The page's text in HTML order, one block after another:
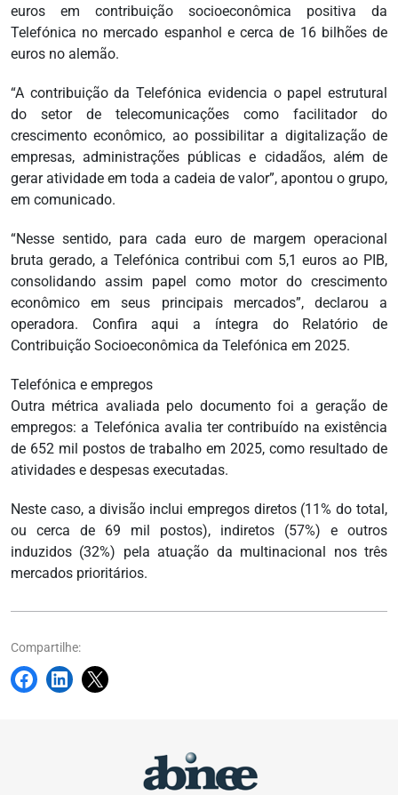
euros em contribuição socioeconômica positiva da
Telefónica no mercado espanhol e cerca de 16 bilhões de
euros no alemão.
“A contribuição da Telefónica evidencia o papel estrutural
do setor de telecomunicações como facilitador do
crescimento econômico, ao possibilitar a digitalização de
empresas, administrações públicas e cidadãos, além de
gerar atividade em toda a cadeia de valor”, apontou o grupo,
em comunicado.
“Nesse sentido, para cada euro de margem operacional
bruta gerado, a Telefónica contribui com 5,1 euros ao PIB,
consolidando assim papel como motor do crescimento
econômico em seus principais mercados”, declarou a
operadora. Confira aqui a íntegra do Relatório de
Contribuição Socioeconômica da Telefónica em 2025.
Telefónica e empregos
Outra métrica avaliada pelo documento foi a geração de
empregos: a Telefónica avalia ter contribuído na existência
de 652 mil postos de trabalho em 2025, como resultado de
atividades e despesas executadas.
Neste caso, a divisão inclui empregos diretos (11% do total,
ou cerca de 69 mil postos), indiretos (57%) e outros
induzidos (32%) pela atuação da multinacional nos três
mercados prioritários.
Compartilhe: